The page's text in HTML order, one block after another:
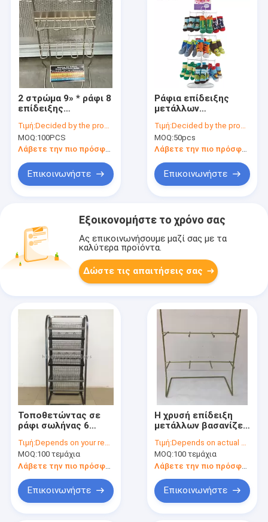
2 στρώμα 9» * ράφι 8
επίδειξης
συρμάτων 19» * 8»
γάντζοι για τη
διαφήμιση
Τιμή:Decided by the product specifications
MOQ:100PCS
Λάβετε την πιο πρόσφατη τιμή
Επικοινωνήστε
Ράφια επίδειξης
μετάλλων
υποδημάτων,
περηστρεφόμενο
σκευοθέσιο
επιτραπέζιων
κορυφών
Τιμή:Decided by the product specifications
MOQ:50pcs
Λάβετε την πιο πρόσφατη τιμή
Επικοινωνήστε
Εξοικονομήστε το χρόνο σας
Ας επικοινωνήσουμε μαζί σας με τα
καλύτερα προϊόντα.
Δώστε τις απαιτήσεις σας
Τοποθετώντας σε
ράφι σωλήνας 6
στάσεων επίδειξης
κρασιού μετάλλων -
ράφια επίδειξης
κρασιού Freestand
σειρών
Τιμή:Depends on your requirements
MOQ:100 τεμάχια
Λάβετε την πιο πρόσφατη τιμή
Επικοινωνήστε
Η χρυσή επίδειξη
μετάλλων βασανίζει
Countertop γάντζων
ράφι επίδειξης για
την ένωση των
στοιχείων
Τιμή:Depends on actual specifications
MOQ:100 τεμάχια
Επικοινωνήστε